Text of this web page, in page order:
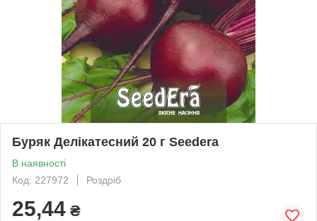
Буряк Делікатесний 20 г Seedera
В наявності
Код: 227972
Роздріб
25,44 ₴